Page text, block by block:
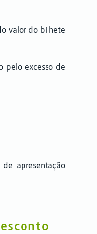
valor do bilhete
pelo excesso de
apresentação